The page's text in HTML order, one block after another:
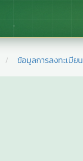
ข้อมูลการลงทะเบียน